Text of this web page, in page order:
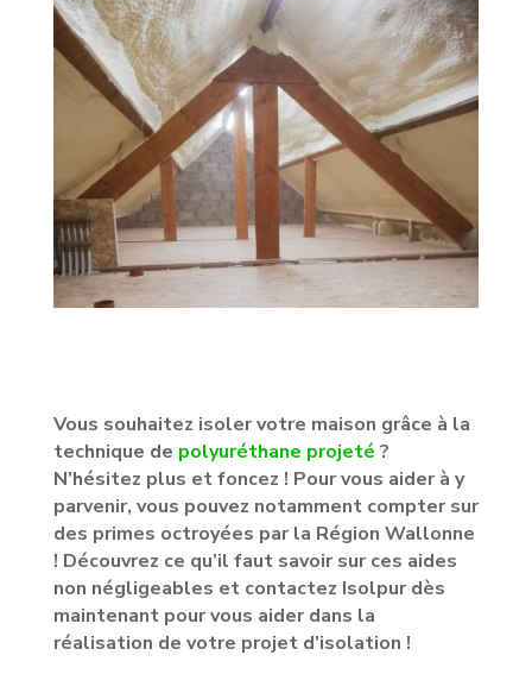
Vous souhaitez isoler votre maison grâce à la
technique de polyuréthane projeté?
N’hésitez plus et foncez ! Pour vous aider à y
parvenir, vous pouvez notamment compter sur
des primes octroyées par la Région Wallonne
! Découvrez ce qu’il faut savoir sur ces aides
non négligeables et contactez Isolpur dès
maintenant pour vous aider dans la
réalisation de votre projet d’isolation !